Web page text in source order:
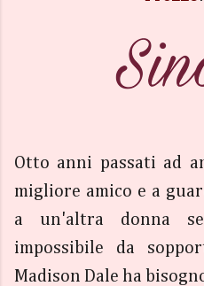
Otto anni passati ad
migliore amico e a
a un'altra donna
impossibile da
Madison Dale ha